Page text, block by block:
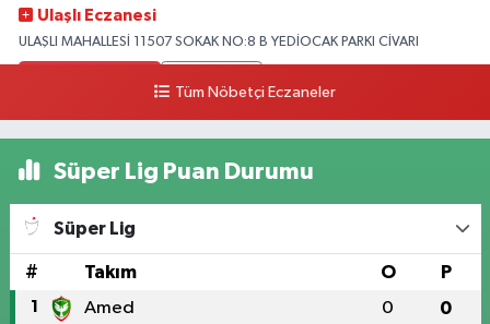
Ulaşlı Eczanesi
ULAŞLI MAHALLESİ 11507 SOKAK NO:8 B YEDİOCAK PARKI CİVARI
Tüm Nöbetçi Eczaneler
Süper Lig Puan Durumu
Süper Lig
# Takım O P
1 Amed 0 0